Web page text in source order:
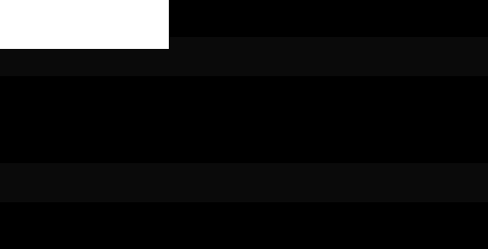
Greatwave độc quyền của Toshiba nên dễ dàng đánh bật
bỉ.